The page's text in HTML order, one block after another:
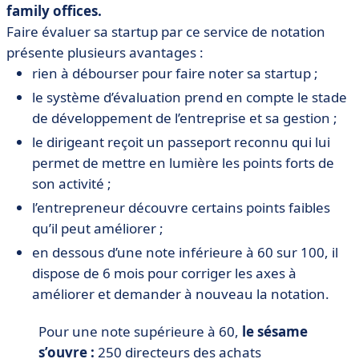
family offices.
Faire évaluer sa startup par ce service de notation
présente plusieurs avantages :
rien à débourser pour faire noter sa startup ;
le système d’évaluation prend en compte le stade
de développement de l’entreprise et sa gestion ;
le dirigeant reçoit un passeport reconnu qui lui
permet de mettre en lumière les points forts de
son activité ;
l’entrepreneur découvre certains points faibles
qu’il peut améliorer ;
en dessous d’une note inférieure à 60 sur 100, il
dispose de 6 mois pour corriger les axes à
améliorer et demander à nouveau la notation.
Pour une note supérieure à 60, le sésame
s’ouvre : 250 directeurs des achats